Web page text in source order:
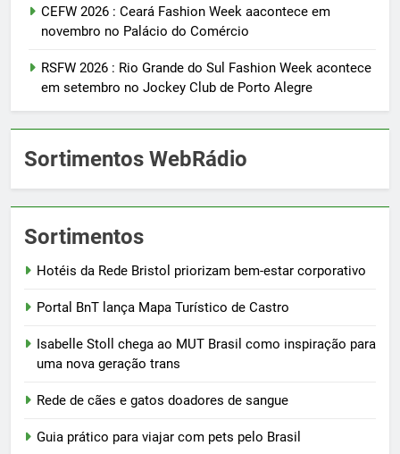
CEFW 2026 : Ceará Fashion Week aacontece em
novembro no Palácio do Comércio
RSFW 2026 : Rio Grande do Sul Fashion Week acontece
em setembro no Jockey Club de Porto Alegre
Sortimentos WebRádio
Sortimentos
Hotéis da Rede Bristol priorizam bem-estar corporativo
Portal BnT lança Mapa Turístico de Castro
Isabelle Stoll chega ao MUT Brasil como inspiração para
uma nova geração trans
Rede de cães e gatos doadores de sangue
Guia prático para viajar com pets pelo Brasil